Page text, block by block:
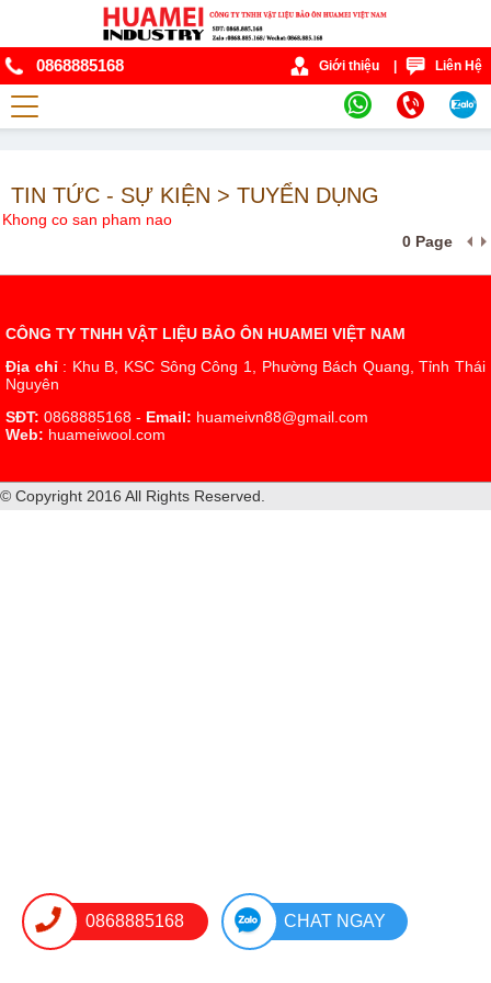
0868885168 Giới thiệu Liên Hệ
TIN TỨC - SỰ KIỆN > TUYỂN DỤNG
Khong co san pham nao
0 Page
CÔNG TY TNHH VẬT LIỆU BẢO ÔN HUAMEI VIỆT NAM
Địa chỉ : Khu B, KSC Sông Công 1, Phường Bách Quang, Tỉnh Thái
Nguyên
SĐT: 0868885168 - Email: huameivn88@gmail.com
Web: huameiwool.com
© Copyright 2016 All Rights Reserved.
0868885168 CHAT NGAY